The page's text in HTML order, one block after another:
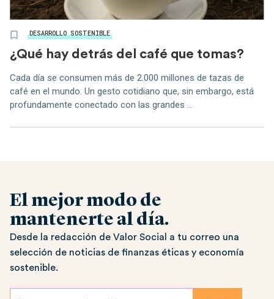
DESARROLLO SOSTENIBLE
¿Qué hay detrás del café que tomas?
Cada día se consumen más de 2.000 millones de tazas de
café en el mundo. Un gesto cotidiano que, sin embargo, está
profundamente conectado con las grandes ...
El mejor modo de
mantenerte al día.
Desde la redacción de Valor Social a tu correo una
selección de noticias de finanzas éticas y economía
sostenible.